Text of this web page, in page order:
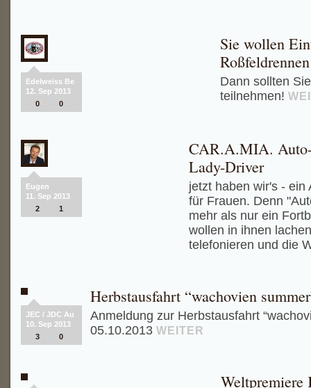
Edelweiss Be
12. Sep 2013
0
0
Sie wollen
Dann sollten
teilnehmen!
Eugen
11. Sep 2013
2
1
CAR.A.MIA.
Lady-Driver
jetzt haben wir's - ein
für Frauen. Denn
mehr als nur ein
wollen in ihnen
telefonieren und die
JEC / JDC Au
10. Sep 2013
3
0
Herbstausfahrt “wachovien
Anmeldung zur Herbstausfahrt
05.10.2013 WEITER
Weltpremiere